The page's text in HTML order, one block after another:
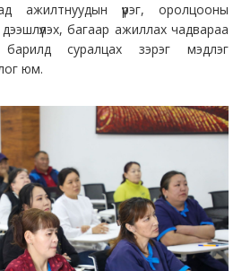
ажилтнуудын үүрэг, оролцооны
багаар ажиллах чадвараа
барилд суралцах зэрэг мэдлэг
юм.